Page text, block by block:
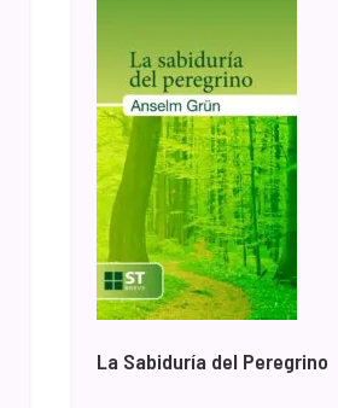
La Sabiduría del Peregrino